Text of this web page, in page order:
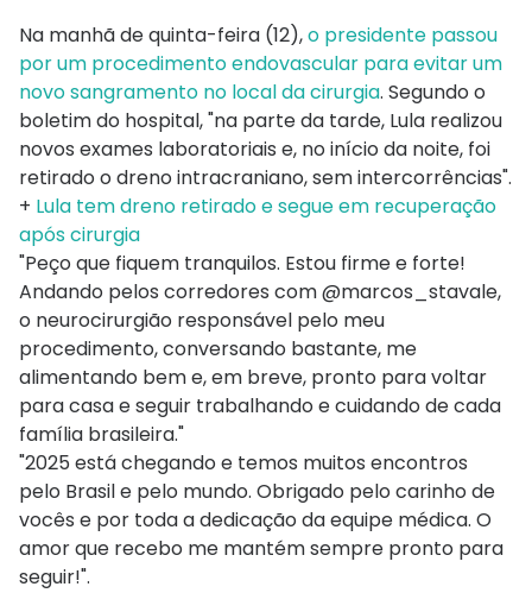
Na manhã de quinta-feira (12),o presidente passou
por um procedimento endovascular para evitar um
novo sangramento no local da cirurgia. Segundo o
boletim do hospital, "na parte da tarde, Lula realizou
novos exames laboratoriais e, no início da noite, foi
retirado o dreno intracraniano, sem intercorrências".
+ Lula tem dreno retirado e segue em recuperação
após cirurgia
"Peço que fiquem tranquilos. Estou firme e forte!
Andando pelos corredores com @marcos_stavale,
o neurocirurgião responsável pelo meu
procedimento, conversando bastante, me
alimentando bem e, em breve, pronto para voltar
para casa e seguir trabalhando e cuidando de cada
família brasileira."
"2025 está chegando e temos muitos encontros
pelo Brasil e pelo mundo. Obrigado pelo carinho de
vocês e por toda a dedicação da equipe médica. O
amor que recebo me mantém sempre pronto para
seguir!".